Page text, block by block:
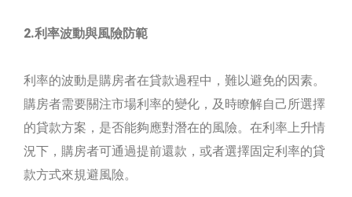
2.利率波動與風險防範
利率的波動是購房者在貸款過程中，難以避免的因素。
購房者需要關注市場利率的變化，及時瞭解自己所選擇
的貸款方案，是否能夠應對潛在的風險。在利率上升情
況下，購房者可通過提前還款，或者選擇固定利率的貸
款方式來規避風險。